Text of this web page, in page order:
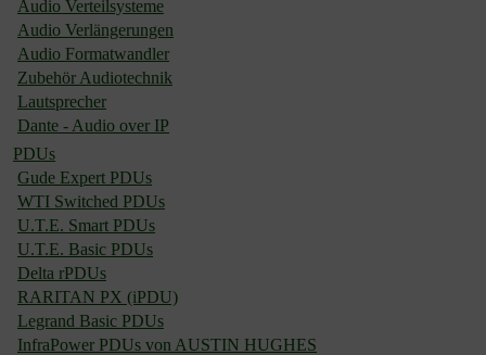
Audio Verteilsysteme
Audio Verlängerungen
Audio Formatwandler
Zubehör Audiotechnik
Lautsprecher
Dante - Audio over IP
PDUs
Gude Expert PDUs
WTI Switched PDUs
U.T.E. Smart PDUs
U.T.E. Basic PDUs
Delta rPDUs
RARITAN PX (iPDU)
Legrand Basic PDUs
InfraPower PDUs von AUSTIN HUGHES